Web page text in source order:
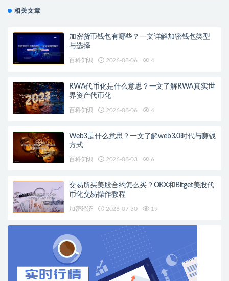
相关文章
加密货币钱包有哪些？一文详解加密钱包类型
与选择
百科知识 2026-08-06 4
RWA代币化是什么意思？一文了解RWA真实世
界资产代币化
百科知识 2026-08-06 4
Web3是什么意思？一文了解web3.0时代与赚钱
方式
百科知识 2026-08-03 6
交易所买美股合约怎么买？OKX和Bitget美股代
币化交易操作教程
加密经济 2026-07-30 19